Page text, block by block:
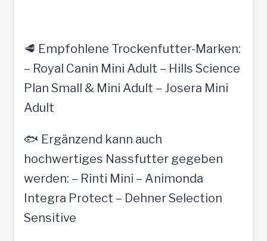
🥩 Empfohlene Trockenfutter-Marken:
– Royal Canin Mini Adult – Hills Science
Plan Small & Mini Adult – Josera Mini
Adult
🐟 Ergänzend kann auch
hochwertiges Nassfutter gegeben
werden: – Rinti Mini – Animonda
Integra Protect – Dehner Selection
Sensitive